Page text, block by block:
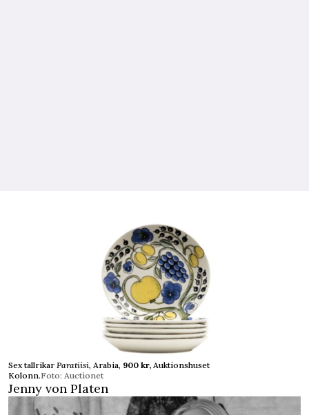
Sex tallrikar Paratiisi, Arabia, 900 kr, Auktionshuset
Kolonn.Foto: Auctionet
Jenny von Platen